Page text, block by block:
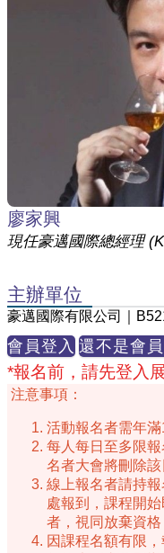
廖家興
現任豪邁國際總經理
主辦單位
豪邁國際有限公司｜
會員登入 還不是會
*報名前，請先登入
注意事項：
活動報名者需年滿
每人每日至多限
名者大會將刪除該
線上報名者請持
處報到，課程開
者，視同放棄資
因課程名額有限